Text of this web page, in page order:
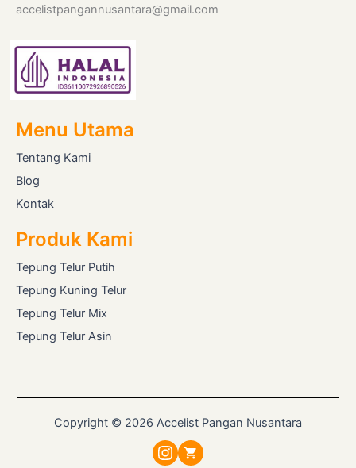
accelistpangannusantara@gmail.com
Menu Utama
Tentang Kami
Blog
Kontak
Produk Kami
Tepung Telur Putih
Tepung Kuning Telur
Tepung Telur Mix
Tepung Telur Asin
Copyright © 2026 Accelist Pangan Nusantara